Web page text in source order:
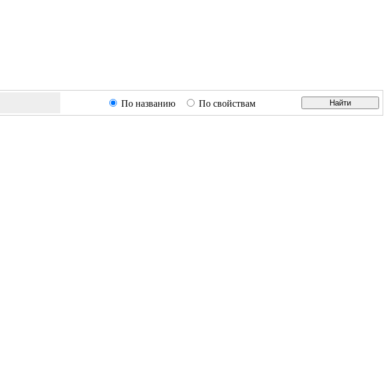
По названию По свойствам Найти